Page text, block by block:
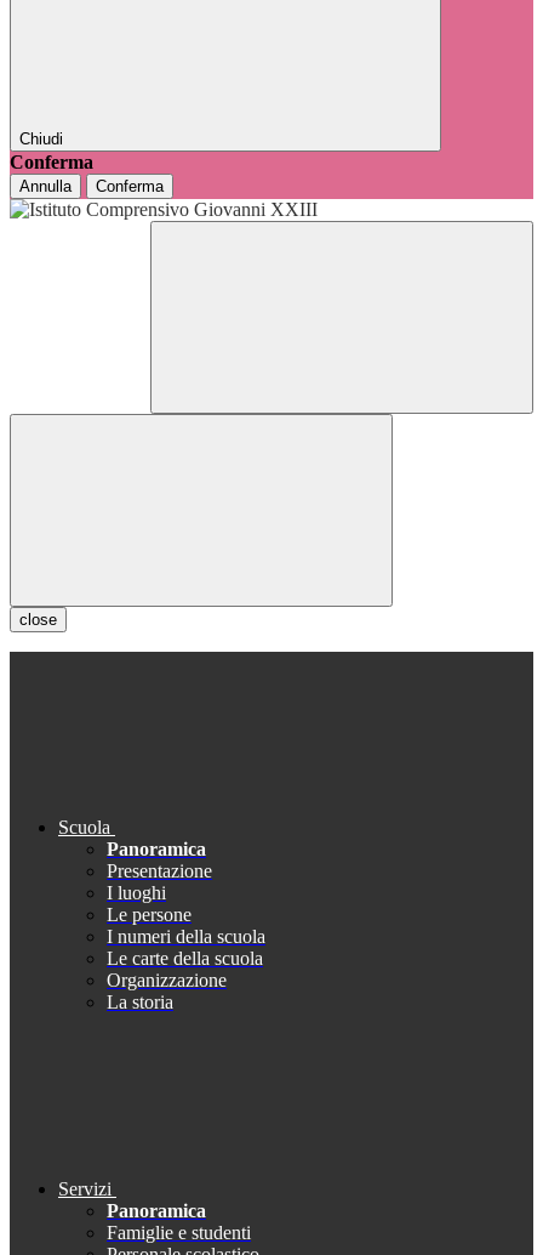
Chiudi
Conferma
Annulla Conferma
close
Scuola
Panoramica
Presentazione
I luoghi
Le persone
I numeri della scuola
Le carte della scuola
Organizzazione
La storia
Servizi
Panoramica
Famiglie e studenti